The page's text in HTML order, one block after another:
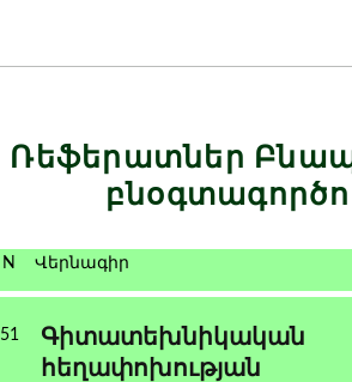
Ռեֆերատներ
N Վերնագիր
51
Գիտատեխնիկական
հեղափոխության